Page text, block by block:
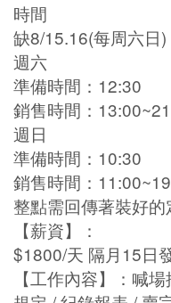
時間
缺8/15.16(每周六日)
週六
準備時間：12:30
銷售時間：
週日
準備時間：10:30
銷售時間：
整點需回傳著裝好的
【薪資】：
$1800/天 隔月15日
【工作內容】：喊